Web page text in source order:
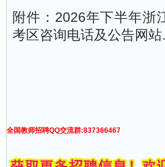
附件：2026年下半年浙
考区咨询电话及公告网
全国教师招聘QQ交流群:837366467